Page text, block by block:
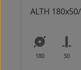
ALTH
180 50